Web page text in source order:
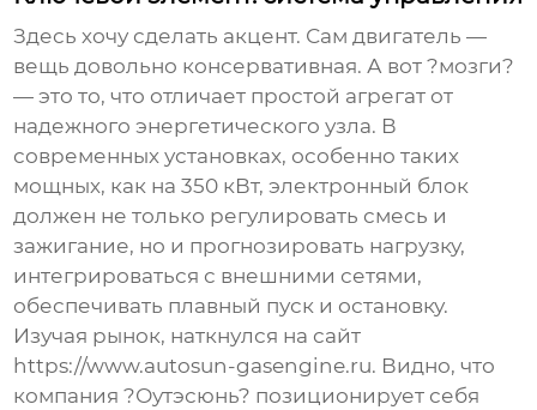
Здесь хочу сделать акцент. Сам двигатель —
вещь довольно консервативная. А вот ?мозги?
— это то, что отличает простой агрегат от
надежного энергетического узла. В
современных установках, особенно таких
мощных, как на 350 кВт, электронный блок
должен не только регулировать смесь и
зажигание, но и прогнозировать нагрузку,
интегрироваться с внешними сетями,
обеспечивать плавный пуск и остановку.
Изучая рынок, наткнулся на сайт
https://www.autosun-gasengine.ru. Видно, что
компания ?Оутэсюнь? позиционирует себя